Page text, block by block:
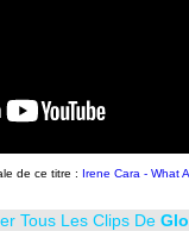
de ce titre : Irene Cara - What
Tous Les Clips De